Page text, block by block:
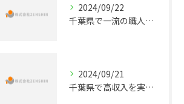
2024/09/22
千葉県で一流の職人を目指す！未経験から始める配管工事正社員の道
2024/09/21
千葉県で高収入を実現する！配管工事の正社員求人情報